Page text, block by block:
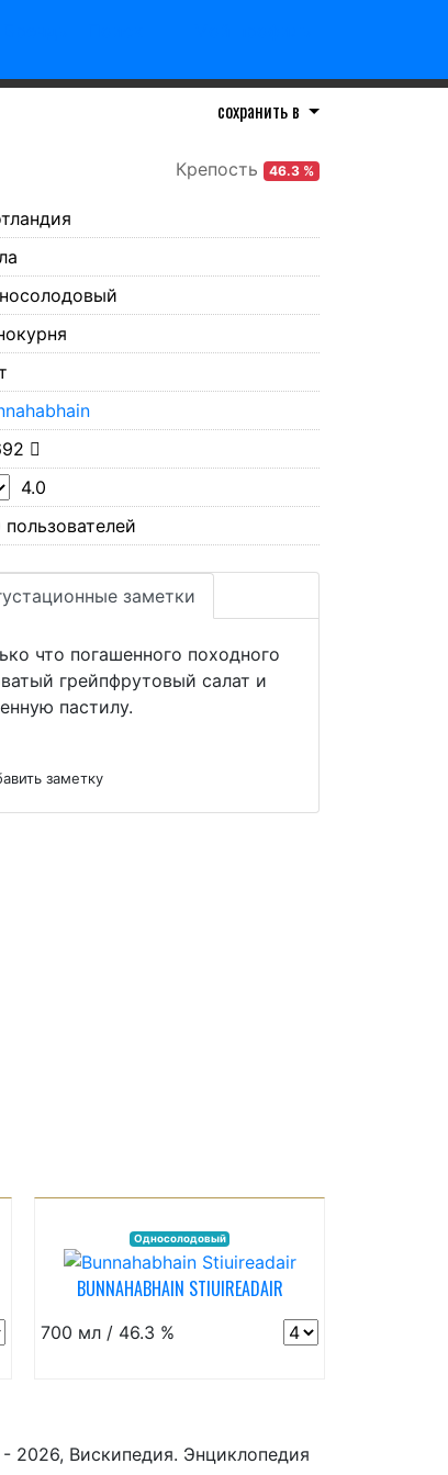
сохранить в
Крепость 46.3 %
4.0
пользователей
заметки
что погашенного походного
грейпфрутовый салат и
пастилу.
заметку
Односолодовый
BUNNAHABHAIN STIUIREADAIR
700 мл / 46.3 %
2026, Вискипедия. Энциклопедия